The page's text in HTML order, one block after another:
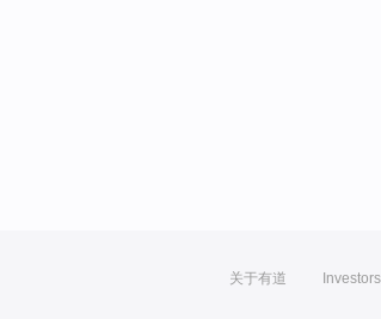
关于有道 Investors